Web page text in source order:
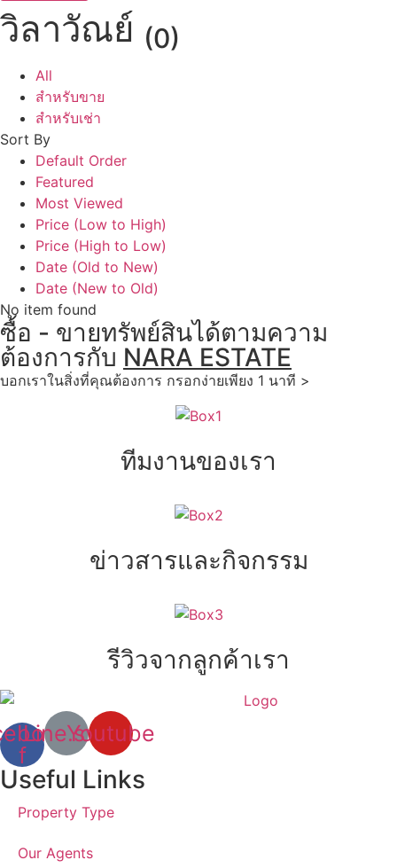
วิลาวัณย์ (0)
All
สำหรับขาย
สำหรับเช่า
Sort By
Default Order
Featured
Most Viewed
Price (Low to High)
Price (High to Low)
Date (Old to New)
Date (New to Old)
No item found
ซื้อ - ขายทรัพย์สินได้ตามความ
ต้องการกับ NARA ESTATE
บอกเราในสิ่งที่คุณต้องการ กรอกง่ายเพียง 1 นาที >
ทีมงานของเรา
ข่าวสารและกิจกรรม
รีวิวจากลูกค้าเรา
f
Line.svgYoutube
Useful Links
Property Type
Our Agents